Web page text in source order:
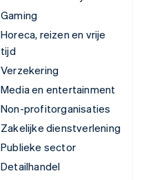
Gaming
Horeca, reizen en vrije
tijd
Verzekering
Media en entertainment
Non-profitorganisaties
Zakelijke dienstverlening
Publieke sector
Detailhandel